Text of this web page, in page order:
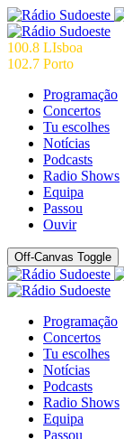
100.8 LIsboa
102.7 Porto
Programação
Concertos
Tu escolhes
Notícias
Podcasts
Radio Shows
Equipa
Passou
Ouvir
Off-Canvas Toggle
Programação
Concertos
Tu escolhes
Notícias
Podcasts
Radio Shows
Equipa
Passou